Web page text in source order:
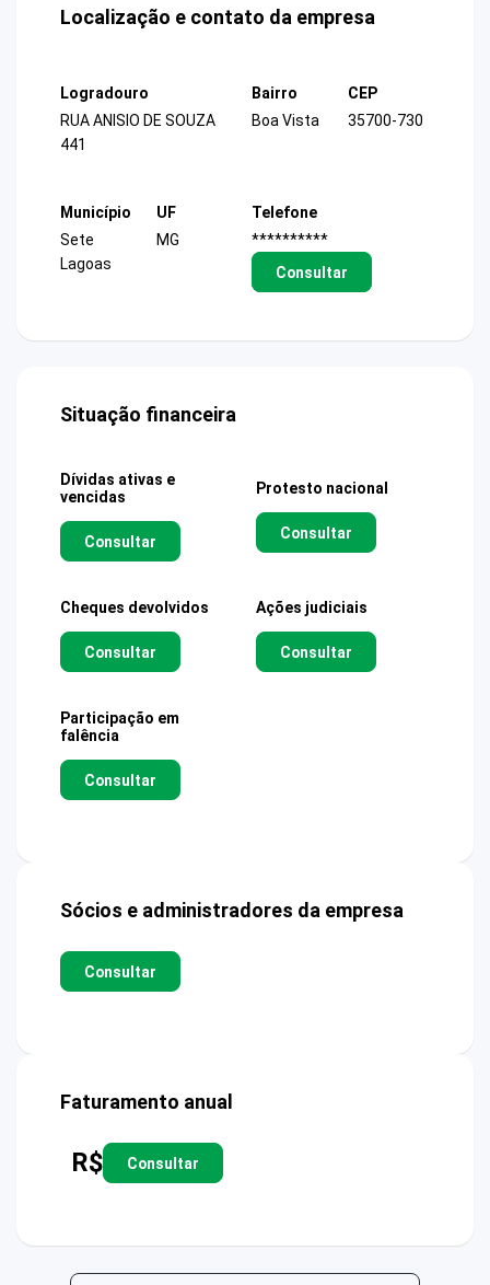
Localização e contato da empresa
Logradouro
RUA ANISIO DE SOUZA
441
Bairro
Boa Vista
CEP
35700-730
Município
Sete
Lagoas
UF
MG
Telefone
**********
Consultar
Situação financeira
Dívidas ativas e
vencidas
Consultar
Protesto nacional
Consultar
Cheques devolvidos
Consultar
Ações judiciais
Consultar
Participação em
falência
Consultar
Sócios e administradores da empresa
Consultar
Faturamento anual
R$ Consultar